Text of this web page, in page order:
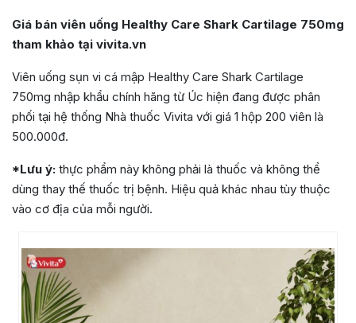
Giá bán viên uống Healthy Care Shark Cartilage 750mg
tham khảo tại vivita.vn
Viên uống sụn vi cá mập Healthy Care Shark Cartilage
750mg nhập khẩu chính hãng từ Úc hiện đang được phân
phối tại hệ thống Nhà thuốc Vivita với giá 1 hộp 200 viên là
500.000đ.
*Lưu ý: thực phẩm này không phải là thuốc và không thể
dùng thay thế thuốc trị bệnh. Hiệu quả khác nhau tùy thuộc
vào cơ địa của mỗi người.